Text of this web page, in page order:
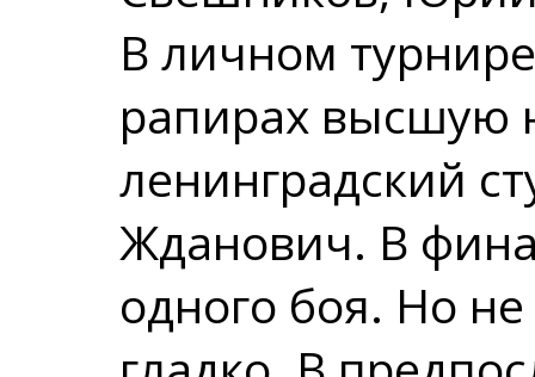
В личном
рапирах высшую
ленинградский
Жданович. В
одного боя. Но